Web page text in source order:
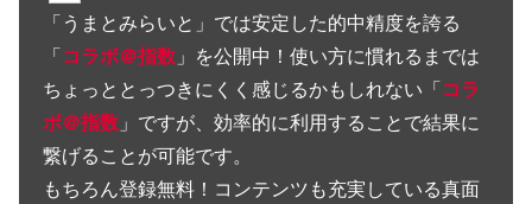
「うまとみらいと 」では安定した的中精度を誇る
「コラボ＠指数 」を公開中！使い方に慣れるまでは
ちょっととっつきにくく感じるかもしれない「コラ
ボ＠指数 」ですが、効率的に利用することで結果に
繋げることが可能です。
もちろん登録無料！コンテンツも充実している真面